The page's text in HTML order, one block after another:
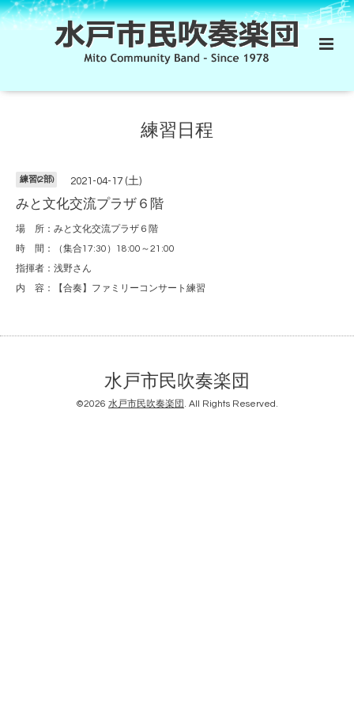
練習日程
練習(2部) 2021-04-17 (土)
みと文化交流プラザ６階
場 所：みと文化交流プラザ６階
時 間：（集合17:30）18:00～21:00
指揮者：浅野さん
内 容：【合奏】ファミリーコンサート練習
水戸市民吹奏楽団
©2026 水戸市民吹奏楽団 . All Rights Reserved.